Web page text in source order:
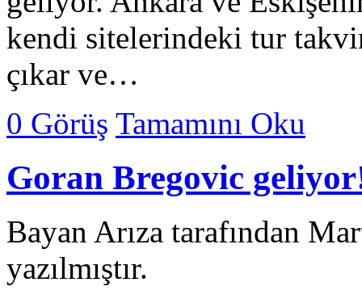
kendi sitelerindeki tur
çıkar ve…
0 Görüş Tamamını Oku
Goran Bregovic
Bayan Arıza tarafından
yazılmıştır.